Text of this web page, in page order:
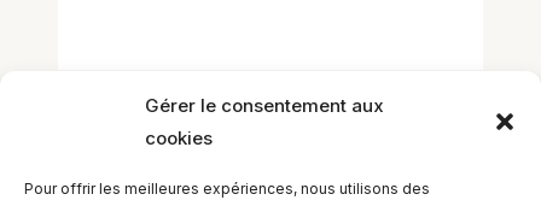
Gérer le consentement aux
cookies
Pour offrir les meilleures expériences, nous utilisons des